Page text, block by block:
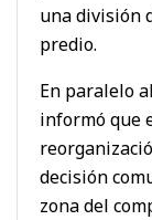
una división
predio.
En paralelo
informó que
decisión
zona del